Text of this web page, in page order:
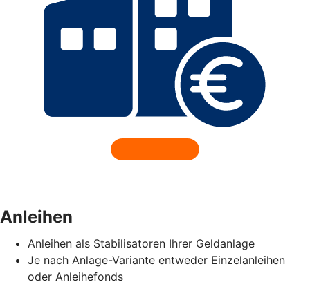
Anleihen
Anleihen als Stabilisatoren Ihrer Geldanlage
Je nach Anlage-Variante entweder Einzelanleihen
oder Anleihefonds